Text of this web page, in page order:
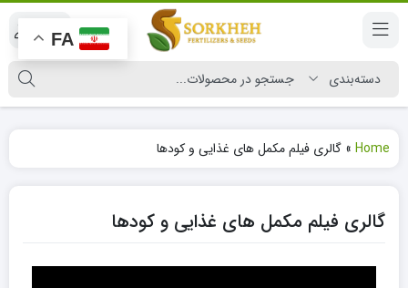
Home
» گالری فیلم مکمل های غذایی و کودها
گالری فیلم مکمل های غذایی و کودها
FA